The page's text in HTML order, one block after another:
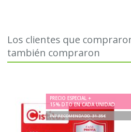
Los clientes que
también compraron
PRECIO ESPECIAL +
15% DTO EN CADA UNIDAD
PVP RECOMENDADO. 31.35€